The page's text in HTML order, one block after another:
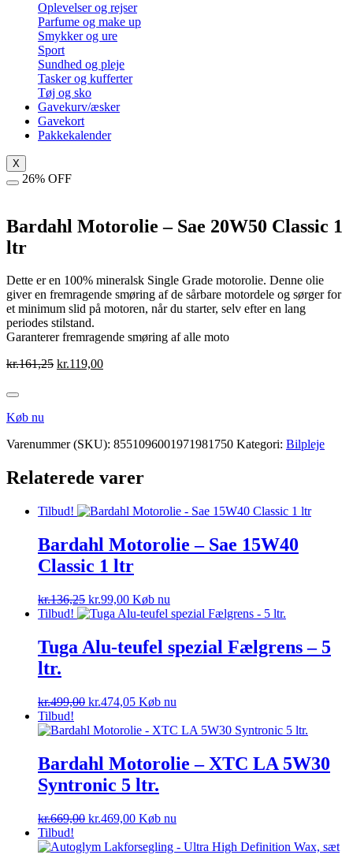
Oplevelser og rejser
Parfume og make up
Smykker og ure
Sport
Sundhed og pleje
Tasker og kufferter
Tøj og sko
Gavekurv/æsker
Gavekort
Pakkekalender
X
26% OFF
Bardahl Motorolie – Sae 20W50 Classic 1
ltr
Dette er en 100% mineralsk Single Grade motorolie. Denne olie
giver en fremragende smøring af de sårbare motordele og sørger for
et minimum slid på motoren, når du starter, selv efter en lang
periodes stilstand.
Garanterer fremragende smøring af alle moto
kr.161,25 Den
kr.119,00Den
Køb nu
Varenummer (SKU): 8551096001971981750 Kategori: Bilpleje
Relaterede varer
Tilbud!
Bardahl Motorolie – Sae 15W40
Classic 1 ltr
kr.136,25 Den
oprindelige
var:
kr.136,25.
kr.99,00Den
aktuelle
kr.99,00.
Køb nu
Tilbud!
Tuga Alu-teufel spezial Fælgrens – 5
ltr.
kr.499,00 Den
pris
kr.499,00.
kr.474,05Den
pris
kr.474,05.
Køb nu
Tilbud!
Bardahl Motorolie – XTC LA 5W30
Syntronic 5 ltr.
kr.669,00 Den
pris
kr.469,00Den
pris
Køb nu
Tilbud!